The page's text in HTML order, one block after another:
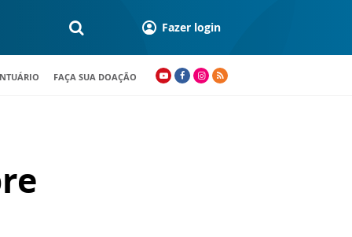
Fazer login
FAÇA SUA DOAÇÃO